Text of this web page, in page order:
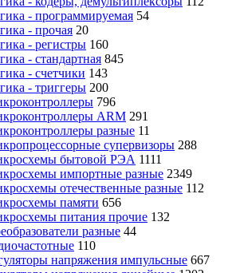
- программируемая 54
- прочая 20
- регистры 160
- стандартная 845
- счетчики 143
- триггеры 200
796
ARM 291
разные 11
супервизоры 288
бытовой РЭА 1111
импортные разные 2349
отечественные разные 112
памяти 656
питания прочие 132
разные 44
110
напряжения импульсные 667